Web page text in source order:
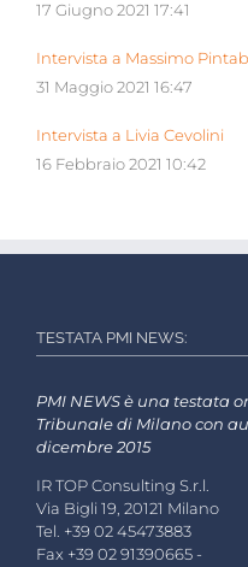
17 Giugno 2021 17:41
Intervista a Massimo
31 Maggio 2021 16:47
Intervista a Livia Cevolini
16 Febbraio 2021 10:42
TESTATA PMI NEWS:
PMI NEWS è una testata
Tribunale di Milano con
dicembre 2015
IR TOP Consulting S.r.l.
Via Bigli 19, 20121 Milano
Tel. +39 02 45473883
Fax +39 02 91390665 -